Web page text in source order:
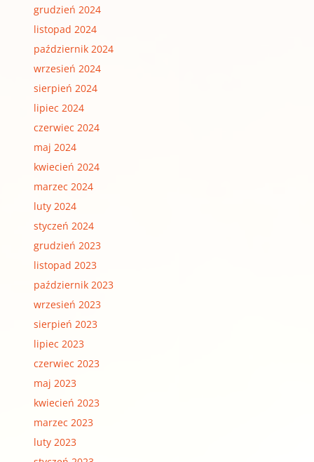
grudzień 2024
listopad 2024
październik 2024
wrzesień 2024
sierpień 2024
lipiec 2024
czerwiec 2024
maj 2024
kwiecień 2024
marzec 2024
luty 2024
styczeń 2024
grudzień 2023
listopad 2023
październik 2023
wrzesień 2023
sierpień 2023
lipiec 2023
czerwiec 2023
maj 2023
kwiecień 2023
marzec 2023
luty 2023